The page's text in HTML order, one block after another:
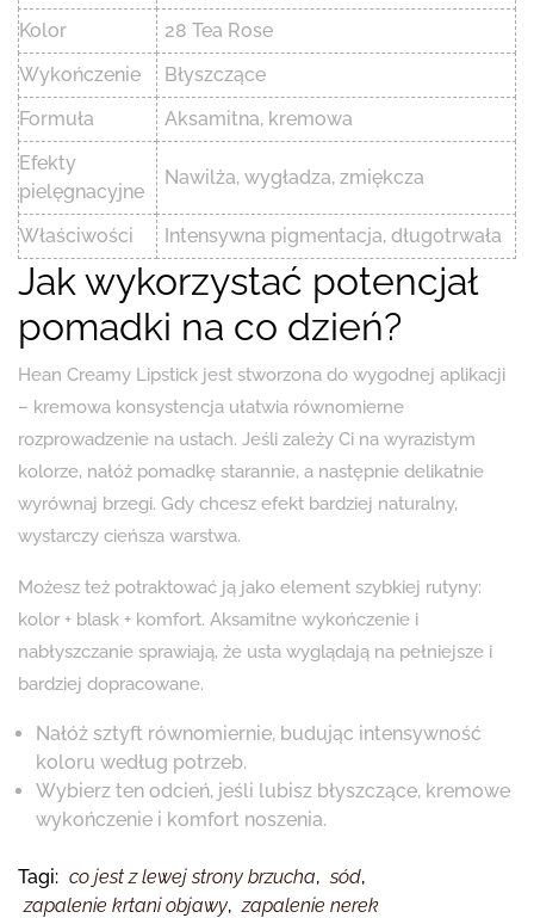
Kolor
28 Tea Rose
Wykończenie
Błyszczące
Formuła
Aksamitna, kremowa
Efekty
pielęgnacyjne
Nawilża, wygładza, zmiękcza
Właściwości Intensywna pigmentacja, długotrwała
Jak wykorzystać potencjał
pomadki na co dzień?
Hean Creamy Lipstick jest stworzona do wygodnej aplikacji
– kremowa konsystencja ułatwia równomierne
rozprowadzenie na ustach. Jeśli zależy Ci na wyrazistym
kolorze, nałóż pomadkę starannie, a następnie delikatnie
wyrównaj brzegi. Gdy chcesz efekt bardziej naturalny,
wystarczy cieńsza warstwa.
Możesz też potraktować ją jako element szybkiej rutyny:
kolor + blask + komfort. Aksamitne wykończenie i
nabłyszczanie sprawiają, że usta wyglądają na pełniejsze i
bardziej dopracowane.
Nałóż sztyft równomiernie, budując intensywność
koloru według potrzeb.
Wybierz ten odcień, jeśli lubisz błyszczące, kremowe
wykończenie i komfort noszenia.
Tagi: co jest z lewej strony brzucha, sód,
zapalenie krtani objawy, zapalenie nerek